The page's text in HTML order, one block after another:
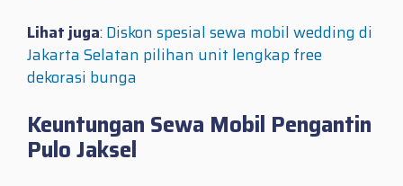
Lihat juga: Diskon spesial sewa mobil wedding di
Jakarta Selatan pilihan unit lengkap free
dekorasi bunga
Keuntungan Sewa Mobil Pengantin
Pulo Jaksel